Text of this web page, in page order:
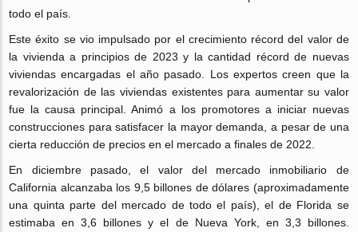
todo el país.
Este éxito se vio impulsado por el crecimiento récord del valor de
la vivienda a principios de 2023 y la cantidad récord de nuevas
viviendas encargadas el año pasado. Los expertos creen que la
revalorización de las viviendas existentes para aumentar su valor
fue la causa principal. Animó a los promotores a iniciar nuevas
construcciones para satisfacer la mayor demanda, a pesar de una
cierta reducción de precios en el mercado a finales de 2022.
En diciembre pasado, el valor del mercado inmobiliario de
California alcanzaba los 9,5 billones de dólares (aproximadamente
una quinta parte del mercado de todo el país), el de Florida se
estimaba en 3,6 billones y el de Nueva York, en 3,3 billones.